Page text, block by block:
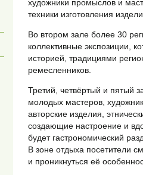
художники промыслов и
техники изготовления
Во втором зале более 30
коллективные экспозиции,
историей, традициями
ремесленников.
Третий, четвёртый и пятый
молодых мастеров,
авторские изделия,
создающие настроение и
будет гастрономический
В зоне отдыха посетители
и проникнуться её